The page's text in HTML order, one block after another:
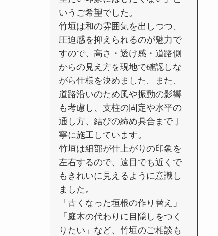
いうご希望でした。
竹垣は和の雰囲気を出しつつ、
圧迫感を抑えられるのが魅力で
すので、高さ・透け感・道路側
からの見え方を現地で確認しな
がら仕様を決めました。また、
道路沿いのため風や振動の影響
も考慮し、支柱の固定や水平の
通し方、結びの締め具合まで丁
寧に施工しています。
竹垣は細部が仕上がりの印象を
左右するので、遠目でも近くで
もきれいに見えるように意識し
ました。
「古くなった垣根の作り替え」
「庭木の代わりに目隠しをつく
りたい」など、竹垣のご相談も